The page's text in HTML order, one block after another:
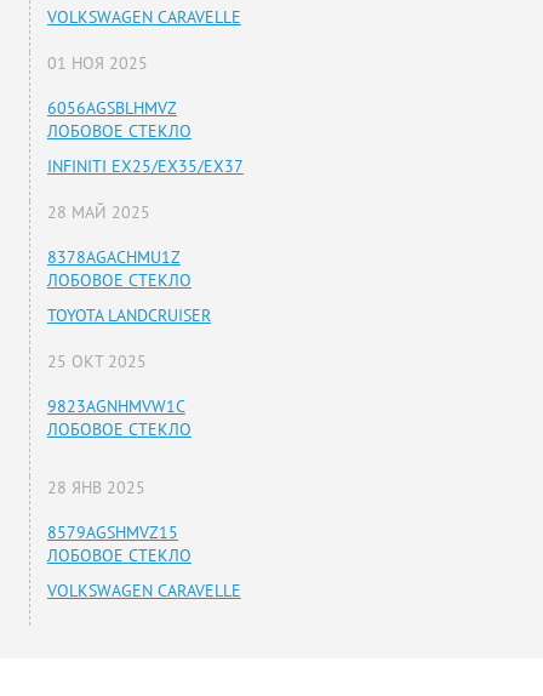
VOLKSWAGEN CARAVELLE
01 НОЯ 2025
6056AGSBLHMVZ
ЛОБОВОЕ СТЕКЛО
INFINITI EX25/EX35/EX37
28 МАЙ 2025
8378AGACHMU1Z
ЛОБОВОЕ СТЕКЛО
TOYOTA LANDCRUISER
25 ОКТ 2025
9823AGNHMVW1C
ЛОБОВОЕ СТЕКЛО
28 ЯНВ 2025
8579AGSHMVZ15
ЛОБОВОЕ СТЕКЛО
VOLKSWAGEN CARAVELLE